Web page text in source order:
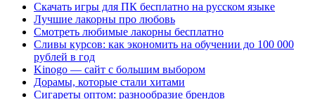
Скачать игры для ПК бесплатно на русском языке
Лучшие лакорны про любовь
Смотреть любимые лакорны бесплатно
Сливы курсов: как экономить на обучении до 100 000
рублей в год
Kinogo — сайт с большим выбором
Дорамы, которые стали хитами
Сигареты оптом: разнообразие брендов